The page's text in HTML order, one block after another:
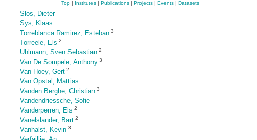
Top| Institutes| Publications| Projects| Events| Datasets
Slos, Dieter
Sys, Klaas
Torreblanca Ramirez, Esteban 3
Torreele, Els 2
Uhlmann, Sven Sebastian 2
Van De Sompele, Anthony 3
Van Hoey, Gert 2
Van Opstal, Mattias
Vanden Berghe, Christian 3
Vandendriessche, Sofie
Vanderperren, Els 2
Vanelslander, Bart 2
Vanhalst, Kevin 3